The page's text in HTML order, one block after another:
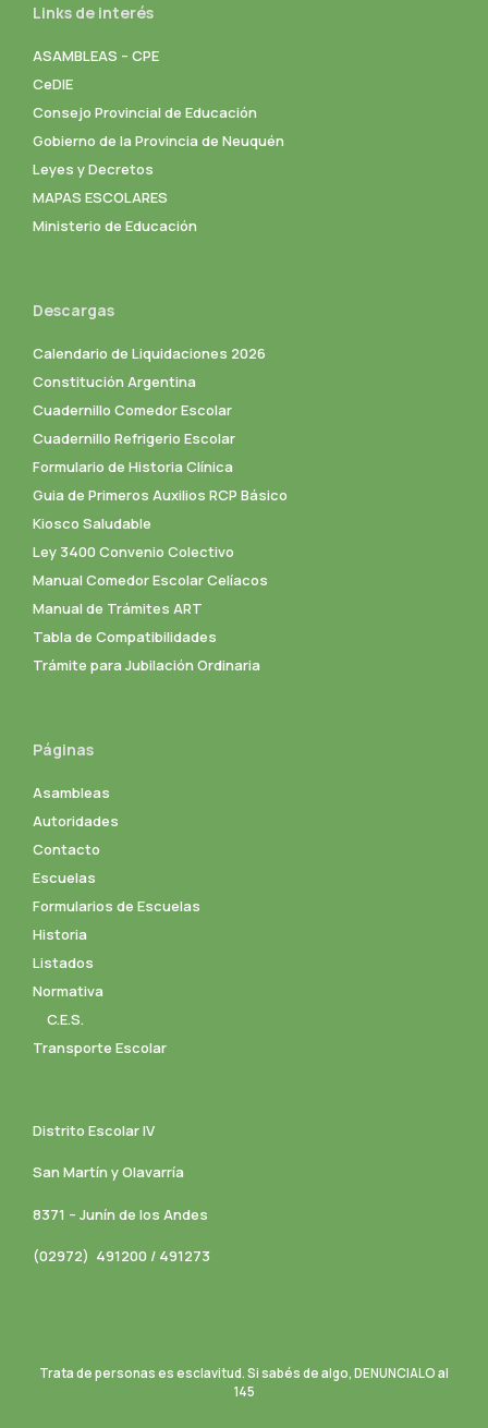
Links de interés
ASAMBLEAS – CPE
CeDIE
Consejo Provincial de Educación
Gobierno de la Provincia de Neuquén
Leyes y Decretos
MAPAS ESCOLARES
Ministerio de Educación
Descargas
Calendario de Liquidaciones 2026
Constitución Argentina
Cuadernillo Comedor Escolar
Cuadernillo Refrigerio Escolar
Formulario de Historia Clínica
Guia de Primeros Auxilios RCP Básico
Kiosco Saludable
Ley 3400 Convenio Colectivo
Manual Comedor Escolar Celíacos
Manual de Trámites ART
Tabla de Compatibilidades
Trámite para Jubilación Ordinaria
Páginas
Asambleas
Autoridades
Contacto
Escuelas
Formularios de Escuelas
Historia
Listados
Normativa
C.E.S.
Transporte Escolar
Distrito Escolar IV
San Martín y Olavarría
8371 – Junín de los Andes
(02972) 491200 / 491273
Trata de personas es esclavitud. Si sabés de algo, DENUNCIALO al
145